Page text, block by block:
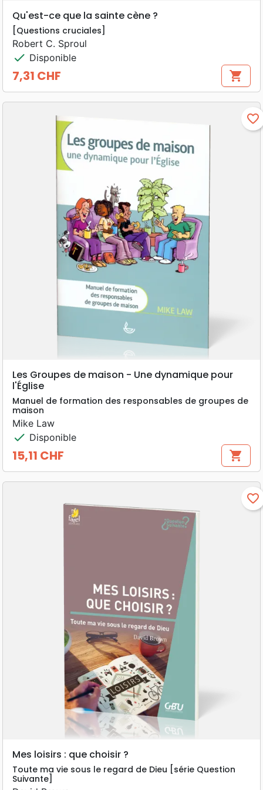
Qu'est-ce que la sainte cène ?
[Questions cruciales]
Robert C. Sproul
check Disponible
Prix
7,31 CHF shopping_cart
favorite_border
Les Groupes de maison - Une dynamique pour
l'Église
Manuel de formation des responsables de groupes de
maison
Mike Law
check Disponible
Prix
15,11 CHF shopping_cart
favorite_border
Mes loisirs : que choisir ?
Toute ma vie sous le regard de Dieu [série Question
Suivante]